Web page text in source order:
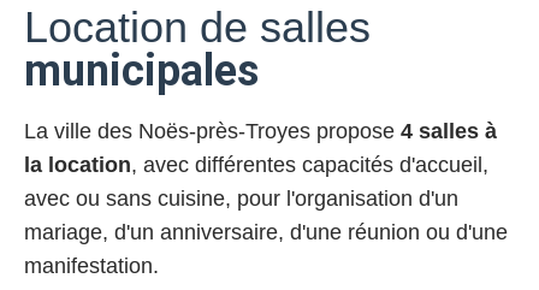
Location de salles
municipales
La ville des Noës-près-Troyes propose 4 salles à
la location, avec différentes capacités d'accueil,
avec ou sans cuisine, pour l'organisation d'un
mariage, d'un anniversaire, d'une réunion ou d'une
manifestation.